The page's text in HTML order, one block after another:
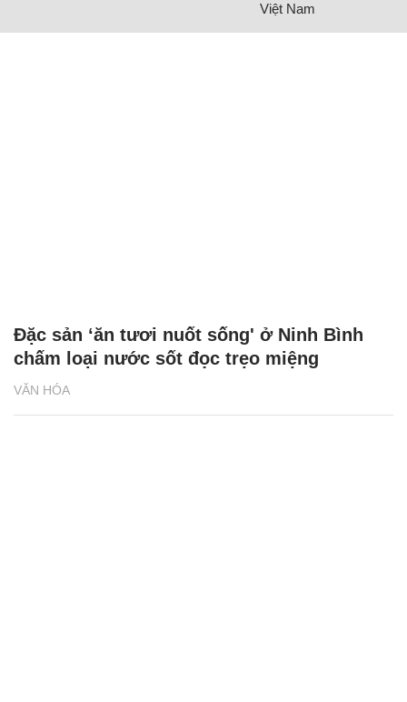
Việt Nam
VĂN HÓA
Đặc sản ‘ăn tươi nuốt sống' ở Ninh Bình
chấm loại nước sốt đọc trẹo miệng